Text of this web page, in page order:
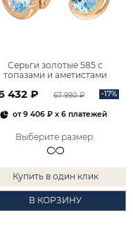
Серьги золотые 585 с
топазами и аметистами
432 ₽ 67 990 ₽ -17%
от9 406 ₽x 6 платежей
Выберите размер:
Купить в один клик
В КОРЗИНУ